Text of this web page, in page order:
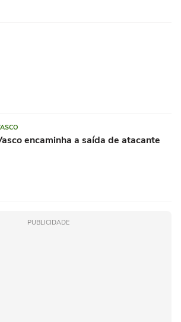
encaminha a saída de atacante
PUBLICIDADE